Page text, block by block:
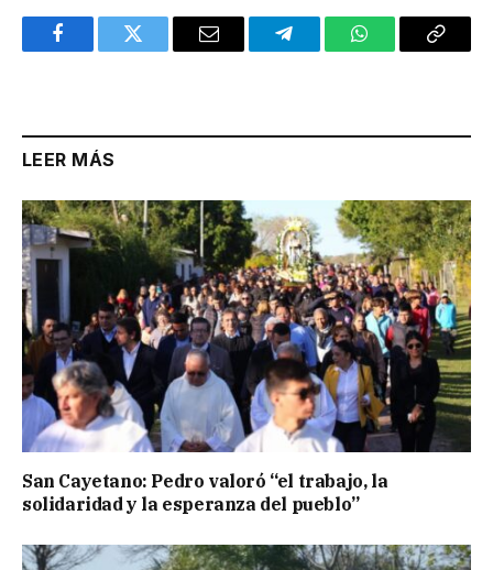
FacebookTwitter Email TelegramWhatsAppCopy
LEER MÁS
San Cayetano: Pedro valoró “el trabajo, la
solidaridad y la esperanza del pueblo”